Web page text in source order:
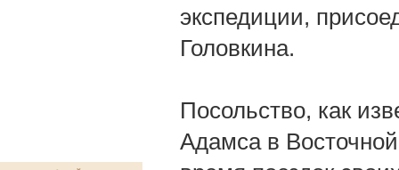
экспедиции,
Головкина.
Посольство, как
Адамса в